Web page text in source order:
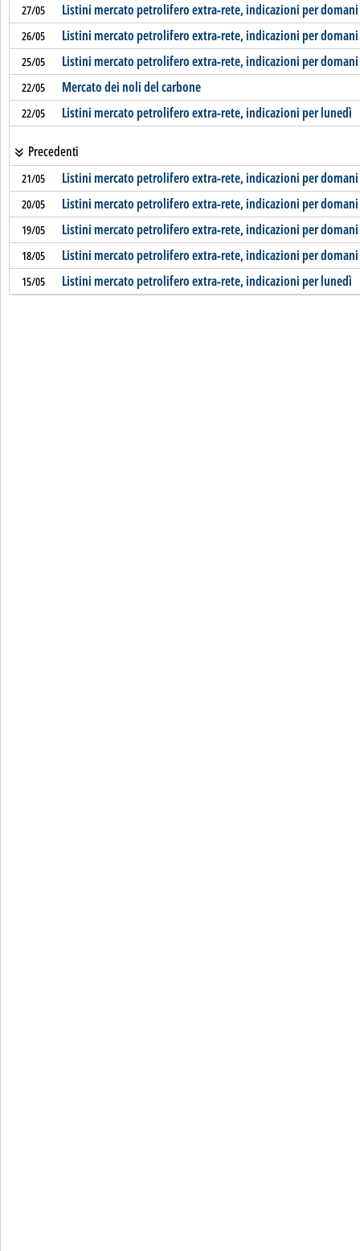
27/05 Listini mercato petrolifero extra-rete, indicazioni per domani
26/05 Listini mercato petrolifero extra-rete, indicazioni per domani
25/05 Listini mercato petrolifero extra-rete, indicazioni per domani
22/05 Mercato dei noli del carbone
22/05 Listini mercato petrolifero extra-rete, indicazioni per lunedì
Precedenti
21/05 Listini mercato petrolifero extra-rete, indicazioni per domani
20/05 Listini mercato petrolifero extra-rete, indicazioni per domani
19/05 Listini mercato petrolifero extra-rete, indicazioni per domani
18/05 Listini mercato petrolifero extra-rete, indicazioni per domani
15/05 Listini mercato petrolifero extra-rete, indicazioni per lunedì